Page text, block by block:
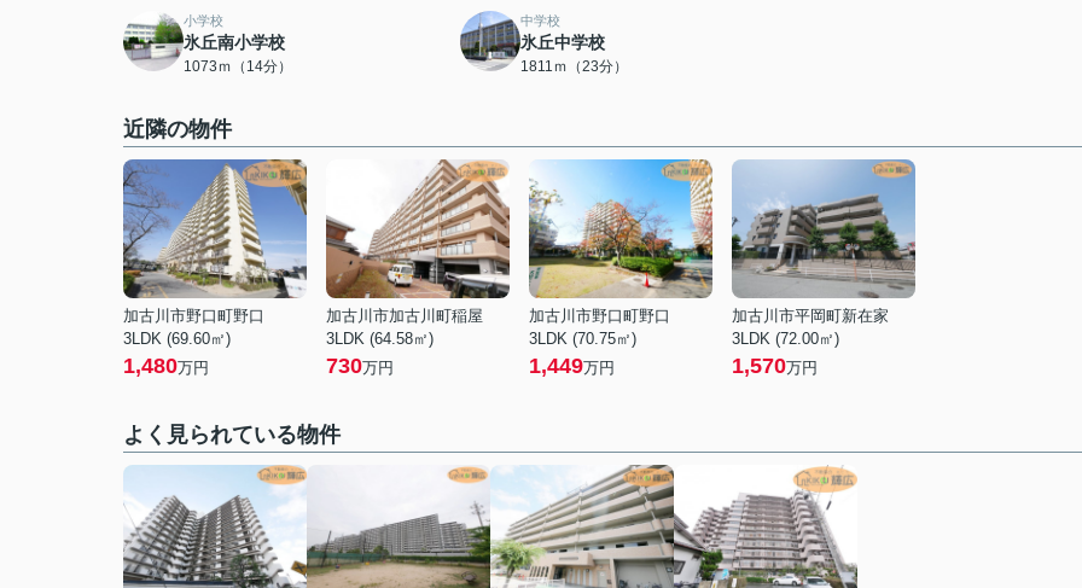
小学校
氷丘南小学校
1073ｍ（14分）
中学校
氷丘中学校
1811ｍ（23分）
近隣の物件
加古川市野口町野口
3LDK (69.60㎡)
1,480万円
加古川市加古川町稲屋
3LDK (64.58㎡)
730万円
加古川市野口町野口
3LDK (70.75㎡)
1,449万円
加古川市平岡町新在家
3LDK (72.00㎡)
1,570万円
よく見られている物件